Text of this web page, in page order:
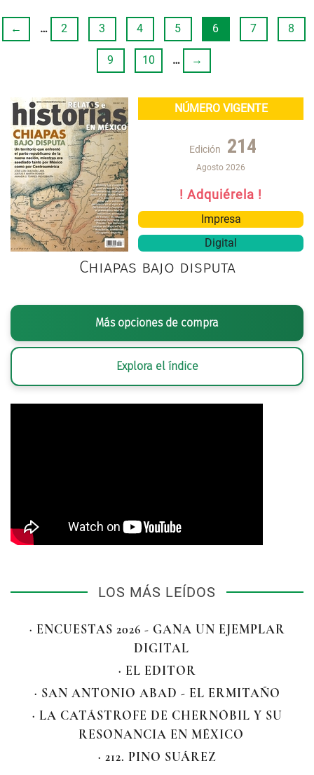
← … 2 3 4 5 6 7 8
9 10 … →
NÚMERO VIGENTE
Edición 214
Agosto 2026
! Adquiérela !
Impresa
Digital
Chiapas bajo disputa
Más opciones de compra
Explora el índice
LOS MÁS LEÍDOS
· ENCUESTAS 2026 - GANA UN EJEMPLAR
DIGITAL
· EL EDITOR
· SAN ANTONIO ABAD - EL ERMITAÑO
· LA CATÁSTROFE DE CHERNÓBIL Y SU
RESONANCIA EN MÉXICO
· 212. PINO SUÁREZ